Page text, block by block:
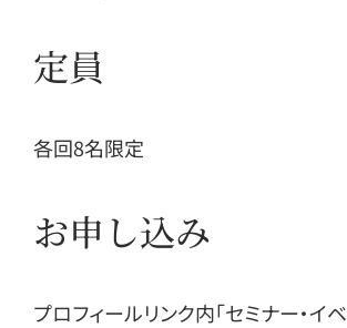
定員
各回8名限定
お申し込み
プロフィールリンク内「セミナー・イ